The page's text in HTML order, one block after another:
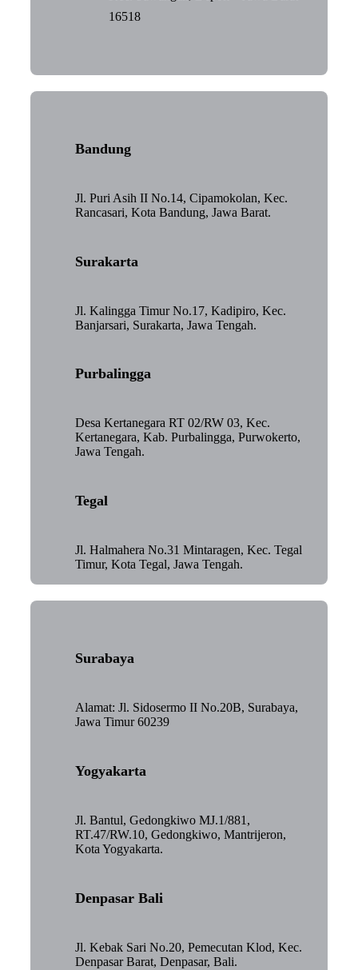
16518
Bandung
Jl. Puri Asih II No.14, Cipamokolan, Kec.
Rancasari, Kota Bandung, Jawa Barat.
Surakarta
Jl. Kalingga Timur No.17, Kadipiro, Kec.
Banjarsari, Surakarta, Jawa Tengah.
Purbalingga
Desa Kertanegara RT 02/RW 03, Kec.
Kertanegara, Kab. Purbalingga, Purwokerto,
Jawa Tengah.
Tegal
Jl. Halmahera No.31 Mintaragen, Kec. Tegal
Timur, Kota Tegal, Jawa Tengah.
Surabaya
Alamat: Jl. Sidosermo II No.20B, Surabaya,
Jawa Timur 60239
Yogyakarta
Jl. Bantul, Gedongkiwo MJ.1/881,
RT.47/RW.10, Gedongkiwo, Mantrijeron,
Kota Yogyakarta.
Denpasar Bali
Jl. Kebak Sari No.20, Pemecutan Klod, Kec.
Denpasar Barat, Denpasar, Bali.